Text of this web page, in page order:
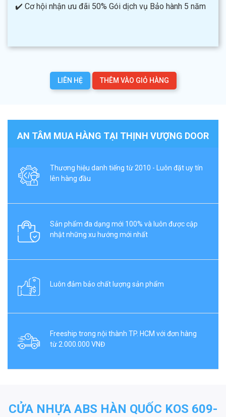
✔️ Cơ hội nhận ưu đãi 50% Gói dịch vụ Bảo hành 5 năm
LIÊN HỆ THÊM VÀO GIỎ HÀNG
AN TÂM MUA HÀNG TẠI THỊNH VƯỢNG DOOR
Thương hiệu danh tiếng từ 2010 - Luôn đặt uy tín
lên hàng đầu
Sản phẩm đa dạng mới 100% và luôn được cập
nhật những xu hướng mới nhất
Luôn đảm bảo chất lượng sản phẩm
Freeship trong nội thành TP. HCM với đơn hàng
từ 2.000.000 VNĐ
CỬA NHỰA ABS HÀN QUỐC KOS 609-